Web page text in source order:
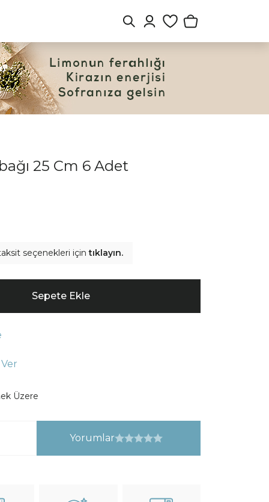
25 Cm 6 Adet
seçenekleri içintıklayın.
Sepete Ekle
Üzere
Yorumlar